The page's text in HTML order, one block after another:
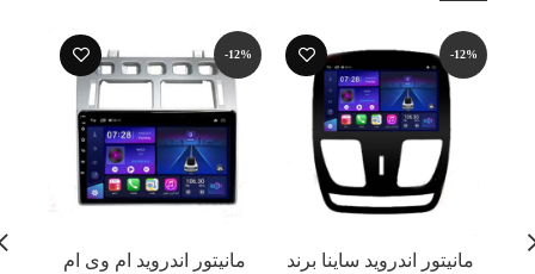
-12%
مانیتور اندروید ساینا برند
-12%
مانیتور اندروید ام وی ام